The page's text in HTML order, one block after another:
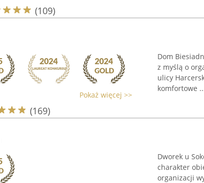
(109)
Pokaż więcej >>
(169)
Dom
z myślą o
ulicy
komfortowe
Dworek u
charakter
organizacji